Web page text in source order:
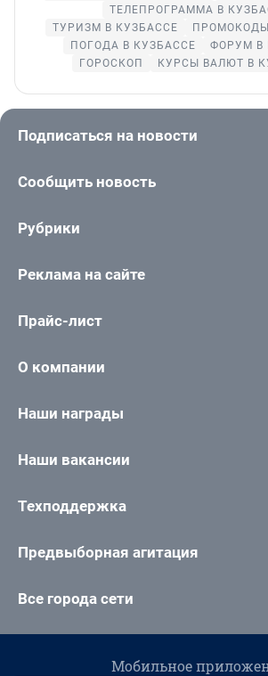
ТЕЛЕПРОГРАММА В
ТУРИЗМ В КУЗБАССЕ
ПОГОДА В КУЗБАССЕ
ФОРУМ В
ГОРОСКОП
КУРСЫ ВАЛЮТ В
Подписаться на новости
Сообщить новость
Рубрики
Реклама на сайте
Прайс-лист
О компании
Наши награды
Наши вакансии
Техподдержка
Предвыборная агитация
Все города сети
Мобильное